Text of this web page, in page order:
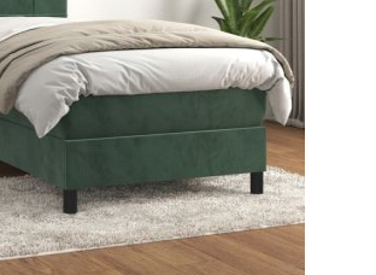
Лостове за набиране
Силови кули
Йога и пилатес